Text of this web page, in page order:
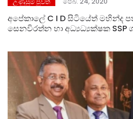
අපේකාලේ C I D සිටියේත් මහින්ද පත්කල DIG රවි
සෙනවිරත්න හා අධ්‍යධ්‍යක්ෂක SSP ශානි අබේසේකරයි , ඒත්
(මන්ත්‍රි එරාන් වික්‍රමරත්න කියයි. )